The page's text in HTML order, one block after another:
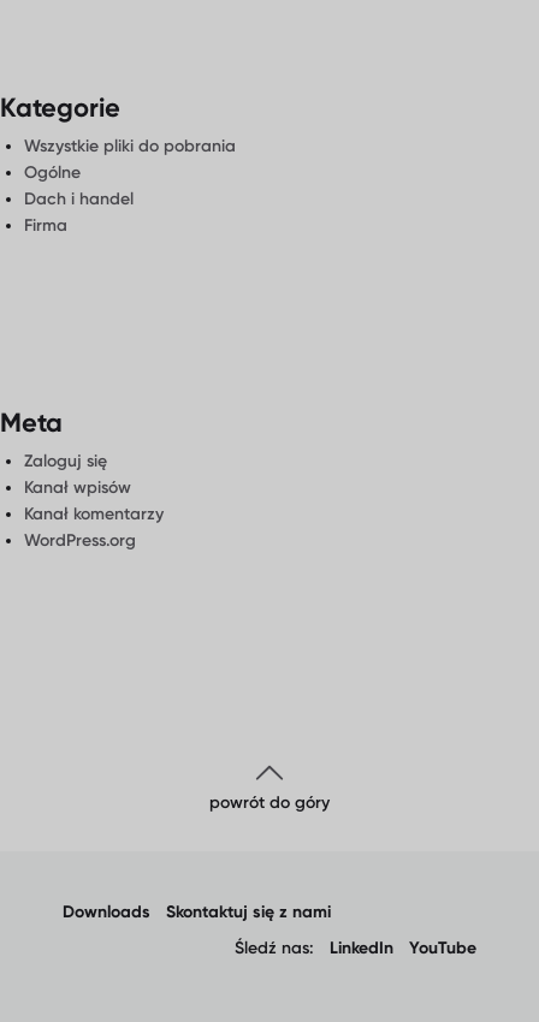
Kategorie
Wszystkie pliki do pobrania
Ogólne
Dach i handel
Firma
Meta
Zaloguj się
Kanał wpisów
Kanał komentarzy
WordPress.org
powrót do góry
Downloads
Skontaktuj się z nami
Śledź nas:
LinkedIn YouTube